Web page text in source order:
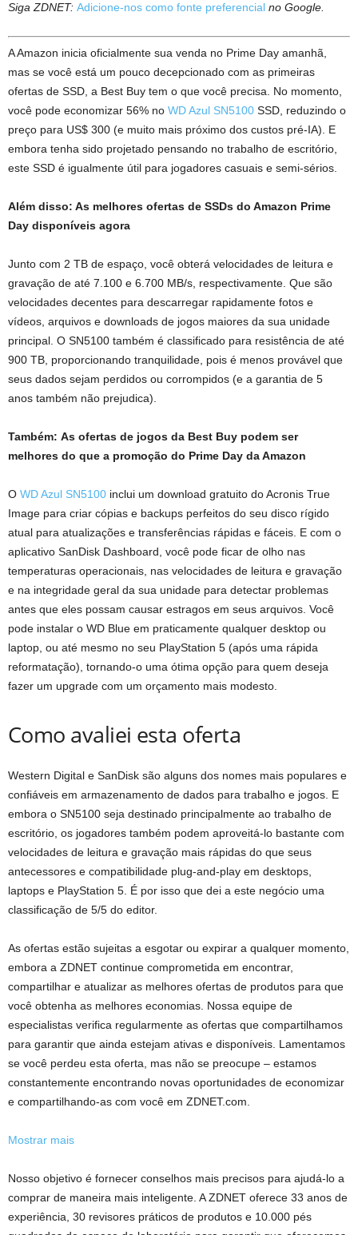
Siga ZDNET: Adicione-nos como fonte preferencial no Google.
A Amazon inicia oficialmente sua venda no Prime Day amanhã,
mas se você está um pouco decepcionado com as primeiras
ofertas de SSD, a Best Buy tem o que você precisa. No momento,
você pode economizar 56% no WD Azul SN5100 SSD, reduzindo o
preço para US$ 300 (e muito mais próximo dos custos pré-IA). E
embora tenha sido projetado pensando no trabalho de escritório,
este SSD é igualmente útil para jogadores casuais e semi-sérios.
Além disso: As melhores ofertas de SSDs do Amazon Prime
Day disponíveis agora
Junto com 2 TB de espaço, você obterá velocidades de leitura e
gravação de até 7.100 e 6.700 MB/s, respectivamente. Que são
velocidades decentes para descarregar rapidamente fotos e
vídeos, arquivos e downloads de jogos maiores da sua unidade
principal. O SN5100 também é classificado para resistência de até
900 TB, proporcionando tranquilidade, pois é menos provável que
seus dados sejam perdidos ou corrompidos (e a garantia de 5
anos também não prejudica).
Também: As ofertas de jogos da Best Buy podem ser
melhores do que a promoção do Prime Day da Amazon
O WD Azul SN5100 inclui um download gratuito do Acronis True
Image para criar cópias e backups perfeitos do seu disco rígido
atual para atualizações e transferências rápidas e fáceis. E com o
aplicativo SanDisk Dashboard, você pode ficar de olho nas
temperaturas operacionais, nas velocidades de leitura e gravação
e na integridade geral da sua unidade para detectar problemas
antes que eles possam causar estragos em seus arquivos. Você
pode instalar o WD Blue em praticamente qualquer desktop ou
laptop, ou até mesmo no seu PlayStation 5 (após uma rápida
reformatação), tornando-o uma ótima opção para quem deseja
fazer um upgrade com um orçamento mais modesto.
Como avaliei esta oferta
Western Digital e SanDisk são alguns dos nomes mais populares e
confiáveis ​​em armazenamento de dados para trabalho e jogos. E
embora o SN5100 seja destinado principalmente ao trabalho de
escritório, os jogadores também podem aproveitá-lo bastante com
velocidades de leitura e gravação mais rápidas do que seus
antecessores e compatibilidade plug-and-play em desktops,
laptops e PlayStation 5. É por isso que dei a este negócio uma
classificação de 5/5 do editor.
As ofertas estão sujeitas a esgotar ou expirar a qualquer momento,
embora a ZDNET continue comprometida em encontrar,
compartilhar e atualizar as melhores ofertas de produtos para que
você obtenha as melhores economias. Nossa equipe de
especialistas verifica regularmente as ofertas que compartilhamos
para garantir que ainda estejam ativas e disponíveis. Lamentamos
se você perdeu esta oferta, mas não se preocupe – estamos
constantemente encontrando novas oportunidades de economizar
e compartilhando-as com você em ZDNET.com.
Mostrar mais
Nosso objetivo é fornecer conselhos mais precisos para ajudá-lo a
comprar de maneira mais inteligente. A ZDNET oferece 33 anos de
experiência, 30 revisores práticos de produtos e 10.000 pés